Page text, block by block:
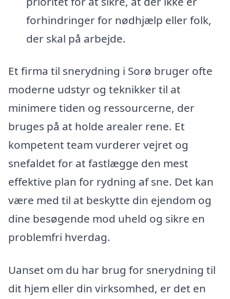
forhindringer for nødhjælp eller folk,
der skal på arbejde.
Et firma til snerydning i Sorø bruger ofte
moderne udstyr og teknikker til at
minimere tiden og ressourcerne, der
bruges på at holde arealer rene. Et
kompetent team vurderer vejret og
snefaldet for at fastlægge den mest
effektive plan for rydning af sne. Det kan
være med til at beskytte din ejendom og
dine besøgende mod uheld og sikre en
problemfri hverdag.
Uanset om du har brug for snerydning til
dit hjem eller din virksomhed, er det en